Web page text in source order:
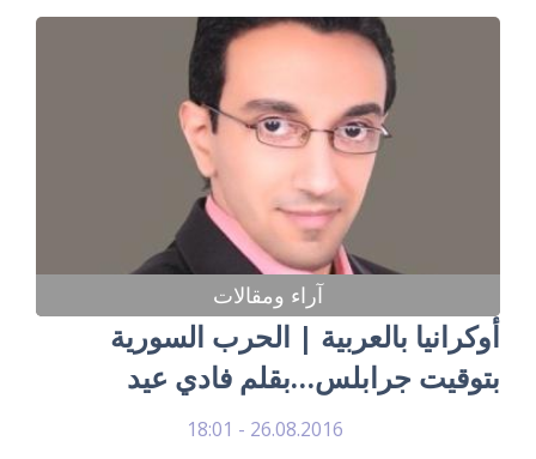
آراء ومقالات
أوكرانيا بالعربية | الحرب السورية
بتوقيت جرابلس…بقلم فادي عيد
26.08.2016 - 18:01